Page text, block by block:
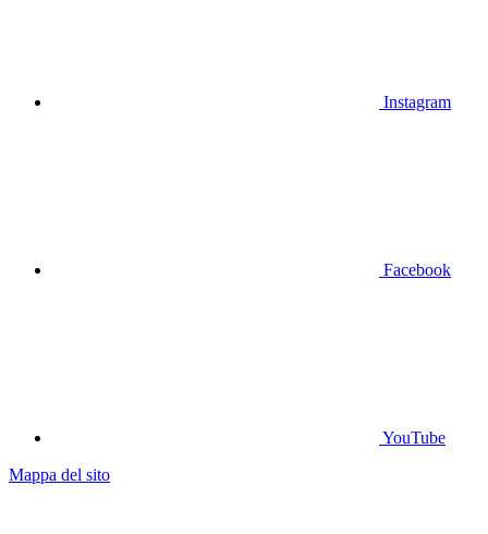
Instagram
Facebook
YouTube
Mappa del sito